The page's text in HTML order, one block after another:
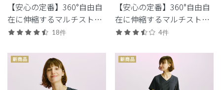
【安心の定番】360°自由自
在に伸縮するマルチストレ
ッチ素材を使用した定番・
18件
【安心の定番】360°自由自
在に伸縮するマルチストレ
ッチ素材を使用した定番・
4件